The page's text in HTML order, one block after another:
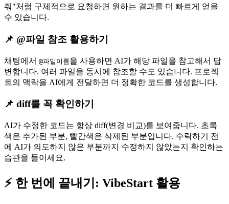
줘"처럼 구체적으로 요청하면 원하는 결과를 더 빠르게 얻을
수 있습니다.
📌 @파일 참조 활용하기
채팅에서 @파일이름을 사용하면 AI가 해당 파일을 참고해서 답
변합니다. 여러 파일을 동시에 참조할 수도 있습니다. 프로젝
트의 맥락을 AI에게 전달하면 더 정확한 코드를 생성합니다.
📌 diff를 꼭 확인하기
AI가 수정한 코드는 항상 diff(변경 비교)를 보여줍니다. 초록
색은 추가된 부분, 빨간색은 삭제된 부분입니다. 수락하기 전
에 AI가 의도하지 않은 부분까지 수정하지 않았는지 확인하는
습관을 들이세요.
⚡ 한 번에 끝내기: VibeStart 활용